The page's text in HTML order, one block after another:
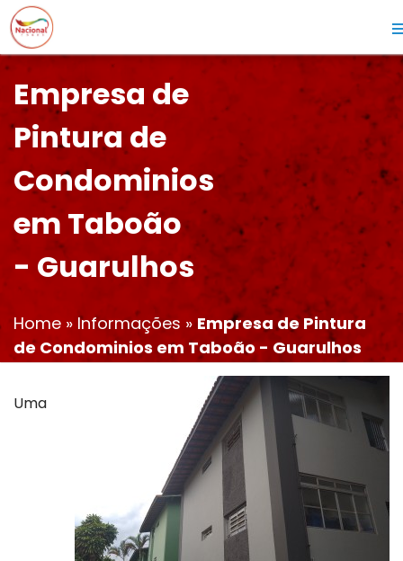
Empresa de
Pintura de
Condominios
em Taboão
- Guarulhos
Home » Informações » Empresa de Pintura
de Condominios em Taboão - Guarulhos
Uma